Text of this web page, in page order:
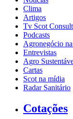
Clima
Artigos
Tv Scot
Podcasts
Agronegócio
Entrevistas
Agro
Cartas
Scot na mídia
Radar Sanitário
Cotações